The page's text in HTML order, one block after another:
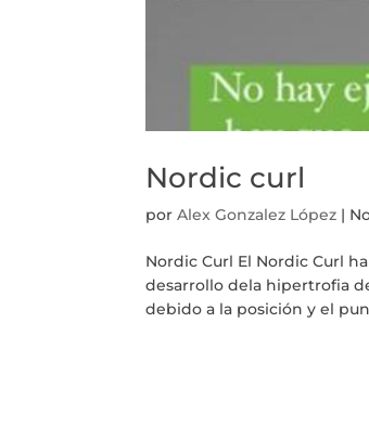
Nordic curl
porAlex Gonzalez López |
Nordic Curl El Nordic Curl
desarrollo dela hipertrofia
debido a la posición y el